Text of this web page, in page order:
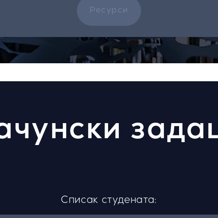
Ресурси
Списак студената: